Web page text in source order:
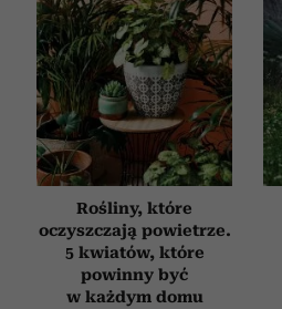
Rośliny, które
oczyszczają powietrze.
5 kwiatów, które
powinny być
w każdym domu